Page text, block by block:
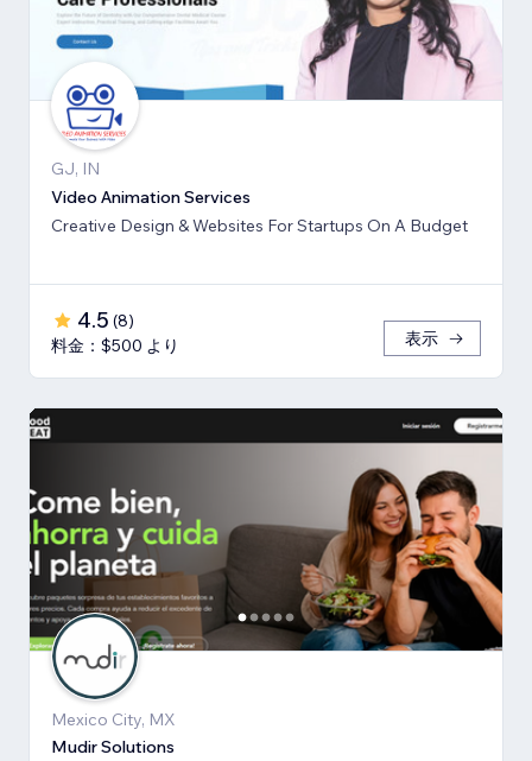
GJ, IN
Video Animation Services
Creative Design & Websites For Startups On A Budget
4.5 (8)
料金：$500 より
表示
Mexico City, MX
Mudir Solutions